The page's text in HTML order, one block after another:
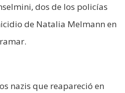
dos de los policías
de Natalia Melmann en
nazis que reapareció en